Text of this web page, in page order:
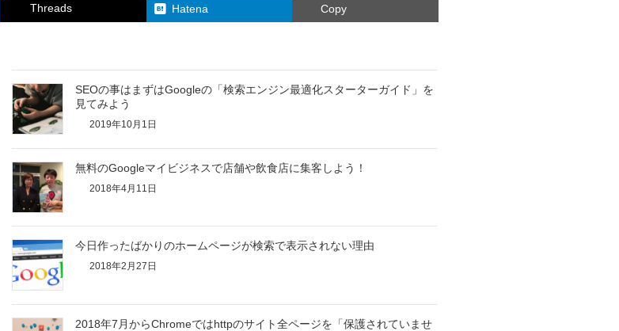
Threads Hatena Copy
SEOの事はまずはGoogleの「検索エンジン最適化スターターガイド」を
見てみよう
2019年10月1日
無料のGoogleマイビジネスで店舗や飲食店に集客しよう！
2018年4月11日
今日作ったばかりのホームページが検索で表示されない理由
2018年2月27日
2018年7月からChromeではhttpのサイト全ページを「保護されていませ